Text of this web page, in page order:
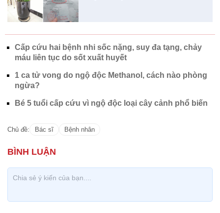
Cấp cứu hai bệnh nhi sốc nặng, suy đa tạng, chảy
máu liên tục do sốt xuất huyết
1 ca tử vong do ngộ độc Methanol, cách nào phòng
ngừa?
Bé 5 tuổi cấp cứu vì ngộ độc loại cây cảnh phổ biến
Chủ đề: Bác sĩ Bệnh nhân